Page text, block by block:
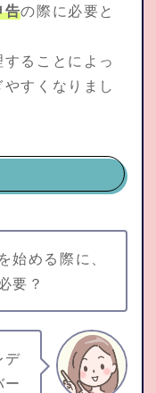
告の際に必要と
ることによっ
すくなりまし
始める際に、
要？
デ
ー